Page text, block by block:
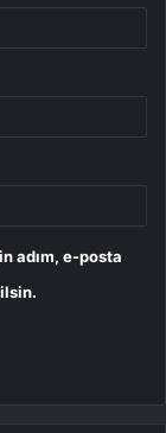
adım, e-posta